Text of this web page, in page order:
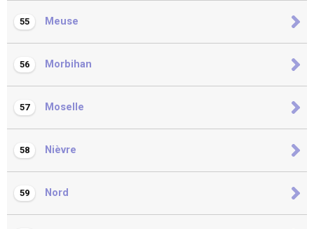
55 Meuse
56 Morbihan
57 Moselle
58 Nièvre
59 Nord